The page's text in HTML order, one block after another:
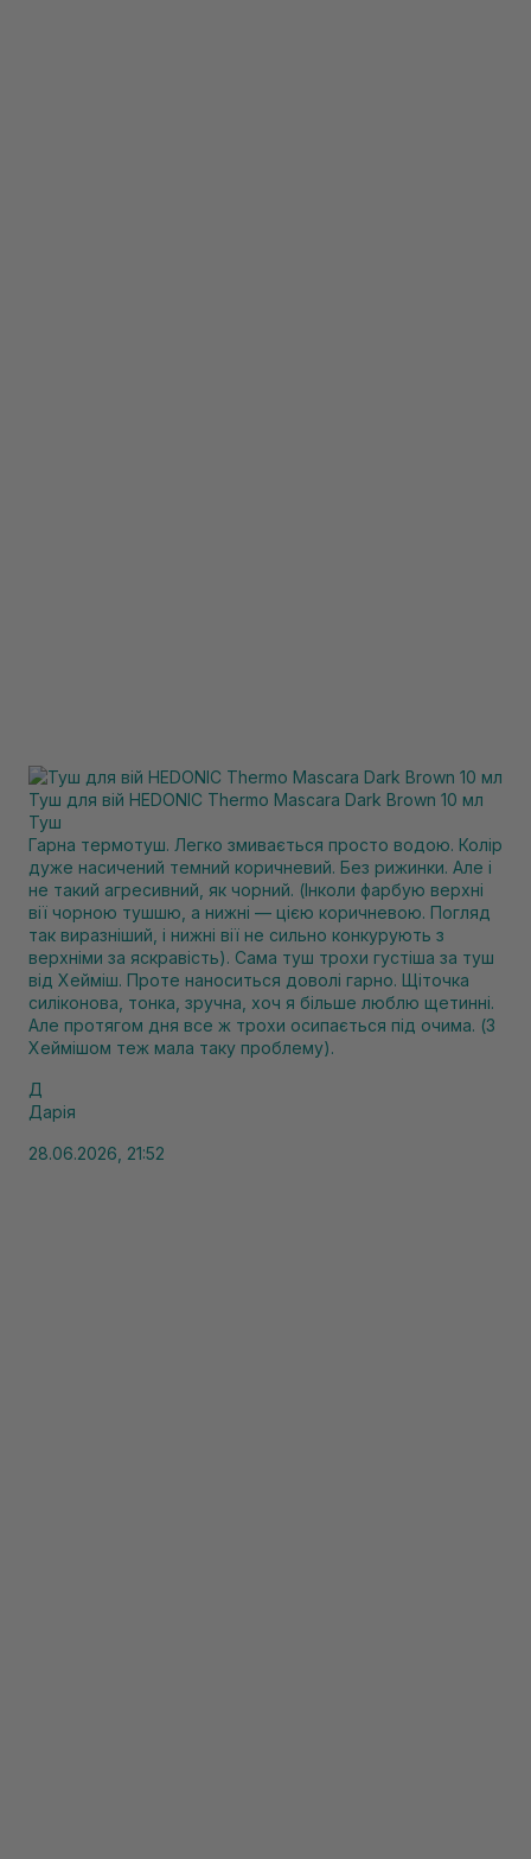
Туш для вій HEDONIC Thermo Mascara Dark Brown 10 мл
Туш
Гарна термотуш. Легко змивається просто водою. Колір
дуже насичений темний коричневий. Без рижинки. Але і
не такий агресивний, як чорний. (Інколи фарбую верхні
вії чорною тушшю, а нижні — цією коричневою. Погляд
так виразніший, і нижні вії не сильно конкурують з
верхніми за яскравість). Сама туш трохи густіша за туш
від Хейміш. Проте наноситься доволі гарно. Щіточка
силіконова, тонка, зручна, хоч я більше люблю щетинні.
Але протягом дня все ж трохи осипається під очима. (З
Хеймішом теж мала таку проблему).
Д
Дарія
28.06.2026, 21:52